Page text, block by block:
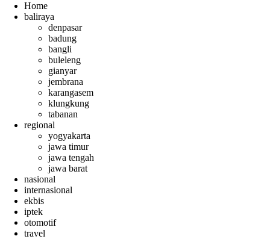
Home
baliraya
denpasar
badung
bangli
buleleng
gianyar
jembrana
karangasem
klungkung
tabanan
regional
yogyakarta
jawa timur
jawa tengah
jawa barat
nasional
internasional
ekbis
iptek
otomotif
travel